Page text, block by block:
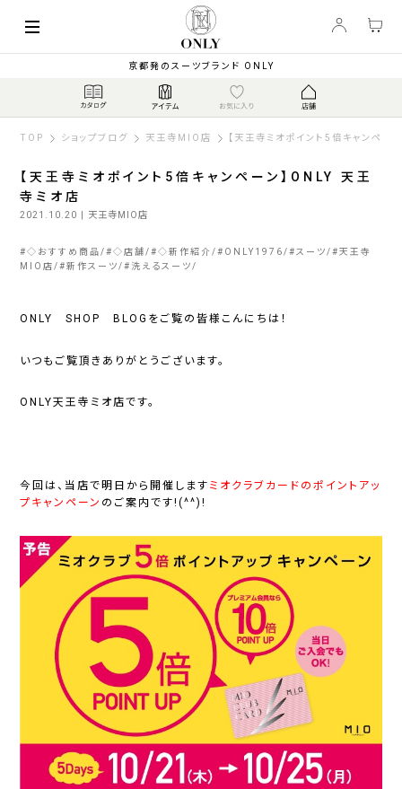
京都発のスーツブランド ONLY
TOP ショップブログ 天王寺MIO店 【天王寺ミオポイント5倍キャンペー
【天王寺ミオポイント5倍キャンペーン】ONLY 天王
寺ミオ店
2021.10.20 | 天王寺MIO店
#◇おすすめ商品 #◇店舗 #◇新作紹介 # ONLY1976 # スーツ #天王寺
MIO店 #新作スーツ # 洗えるスーツ
ONLY SHOP BLOGをご覧の皆様こんにちは！
いつもご覧頂きありがとうございます。
ONLY天王寺ミオ店です。
今回は、当店で明日から開催します ミオクラブカードのポイントアッ
プキャンペーン のご案内です!(^^)!